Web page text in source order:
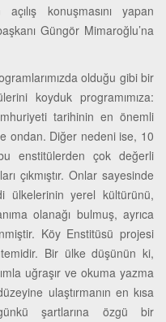
konuşmasını yapan
Güngör Mimaroğlu’na
olduğu gibi bir
koyduk programımıza:
tarihinin en önemli
ondan. Diğer nedeni ise, 10
enstitülerden çok değerli
çıkmıştır. Onlar sayesinde
ülkelerinin yerel kültürünü,
olanağı bulmuş, ayrıca
Köy Enstitüsü projesi
Bir ülke düşünün ki,
uğraşır ve okuma yazma
ulaştırmanın en kısa
şartlarına özgü bir